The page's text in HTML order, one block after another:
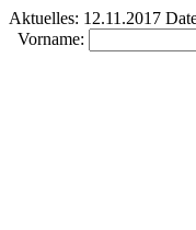
Aktuelles: 12.11.2017
Vorname: